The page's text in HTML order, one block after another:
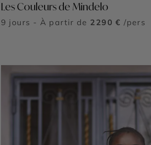
Les Couleurs de Mindelo
9 jours - À partir de 2290 € /pers